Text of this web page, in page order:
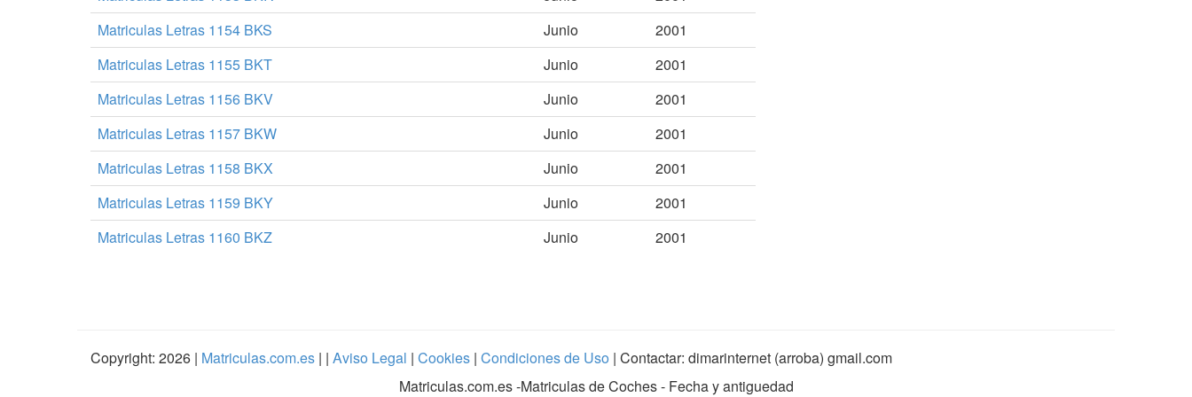
Matriculas Letras 1154 BKS
Junio
2001
Matriculas Letras 1155 BKT
Junio
2001
Matriculas Letras 1156 BKV
Junio
2001
Matriculas Letras 1157 BKW
Junio
2001
Matriculas Letras 1158 BKX
Junio
2001
Matriculas Letras 1159 BKY
Junio
2001
Matriculas Letras 1160 BKZ
Junio 2001
Copyright: 2026 | Matriculas.com.es | | Aviso Legal | Cookies | Condiciones de Uso | Contactar: dimarinternet (arroba) gmail.com
Matriculas.com.es-Matriculas de Coches - Fecha y antiguedad